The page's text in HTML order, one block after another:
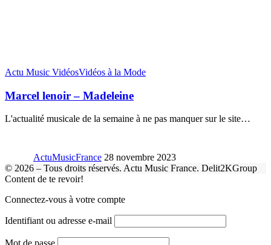
Actu Music VidéosVidéos à la Mode
Marcel lenoir – Madeleine
L'actualité musicale de la semaine à ne pas manquer sur le site…
ActuMusicFrance 28 novembre 2023
© 2026 – Tous droits réservés. Actu Music France. Delit2KGroup
Content de te revoir!
Connectez-vous à votre compte
Identifiant ou adresse e-mail